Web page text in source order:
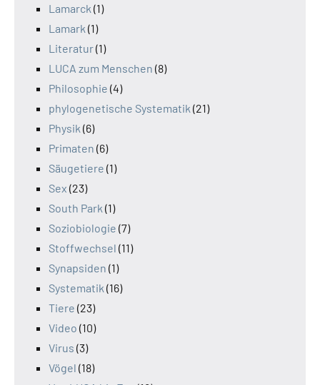
Lamarck (1)
Lamark (1)
Literatur(1)
LUCA zum Menschen (8)
Philosophie (4)
phylogenetische Systematik (21)
Physik (6)
Primaten (6)
Säugetiere (1)
Sex (23)
South Park (1)
Soziobiologie (7)
Stoffwechsel (11)
Synapsiden (1)
Systematik (16)
Tiere (23)
Video (10)
Virus (3)
Vögel (18)